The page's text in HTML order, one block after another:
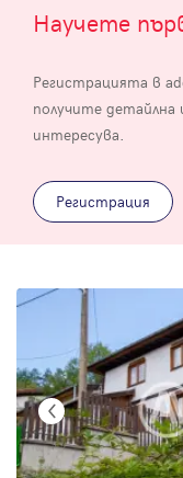
Научете
Регистрацията в
получите
интересува.
Регистрация